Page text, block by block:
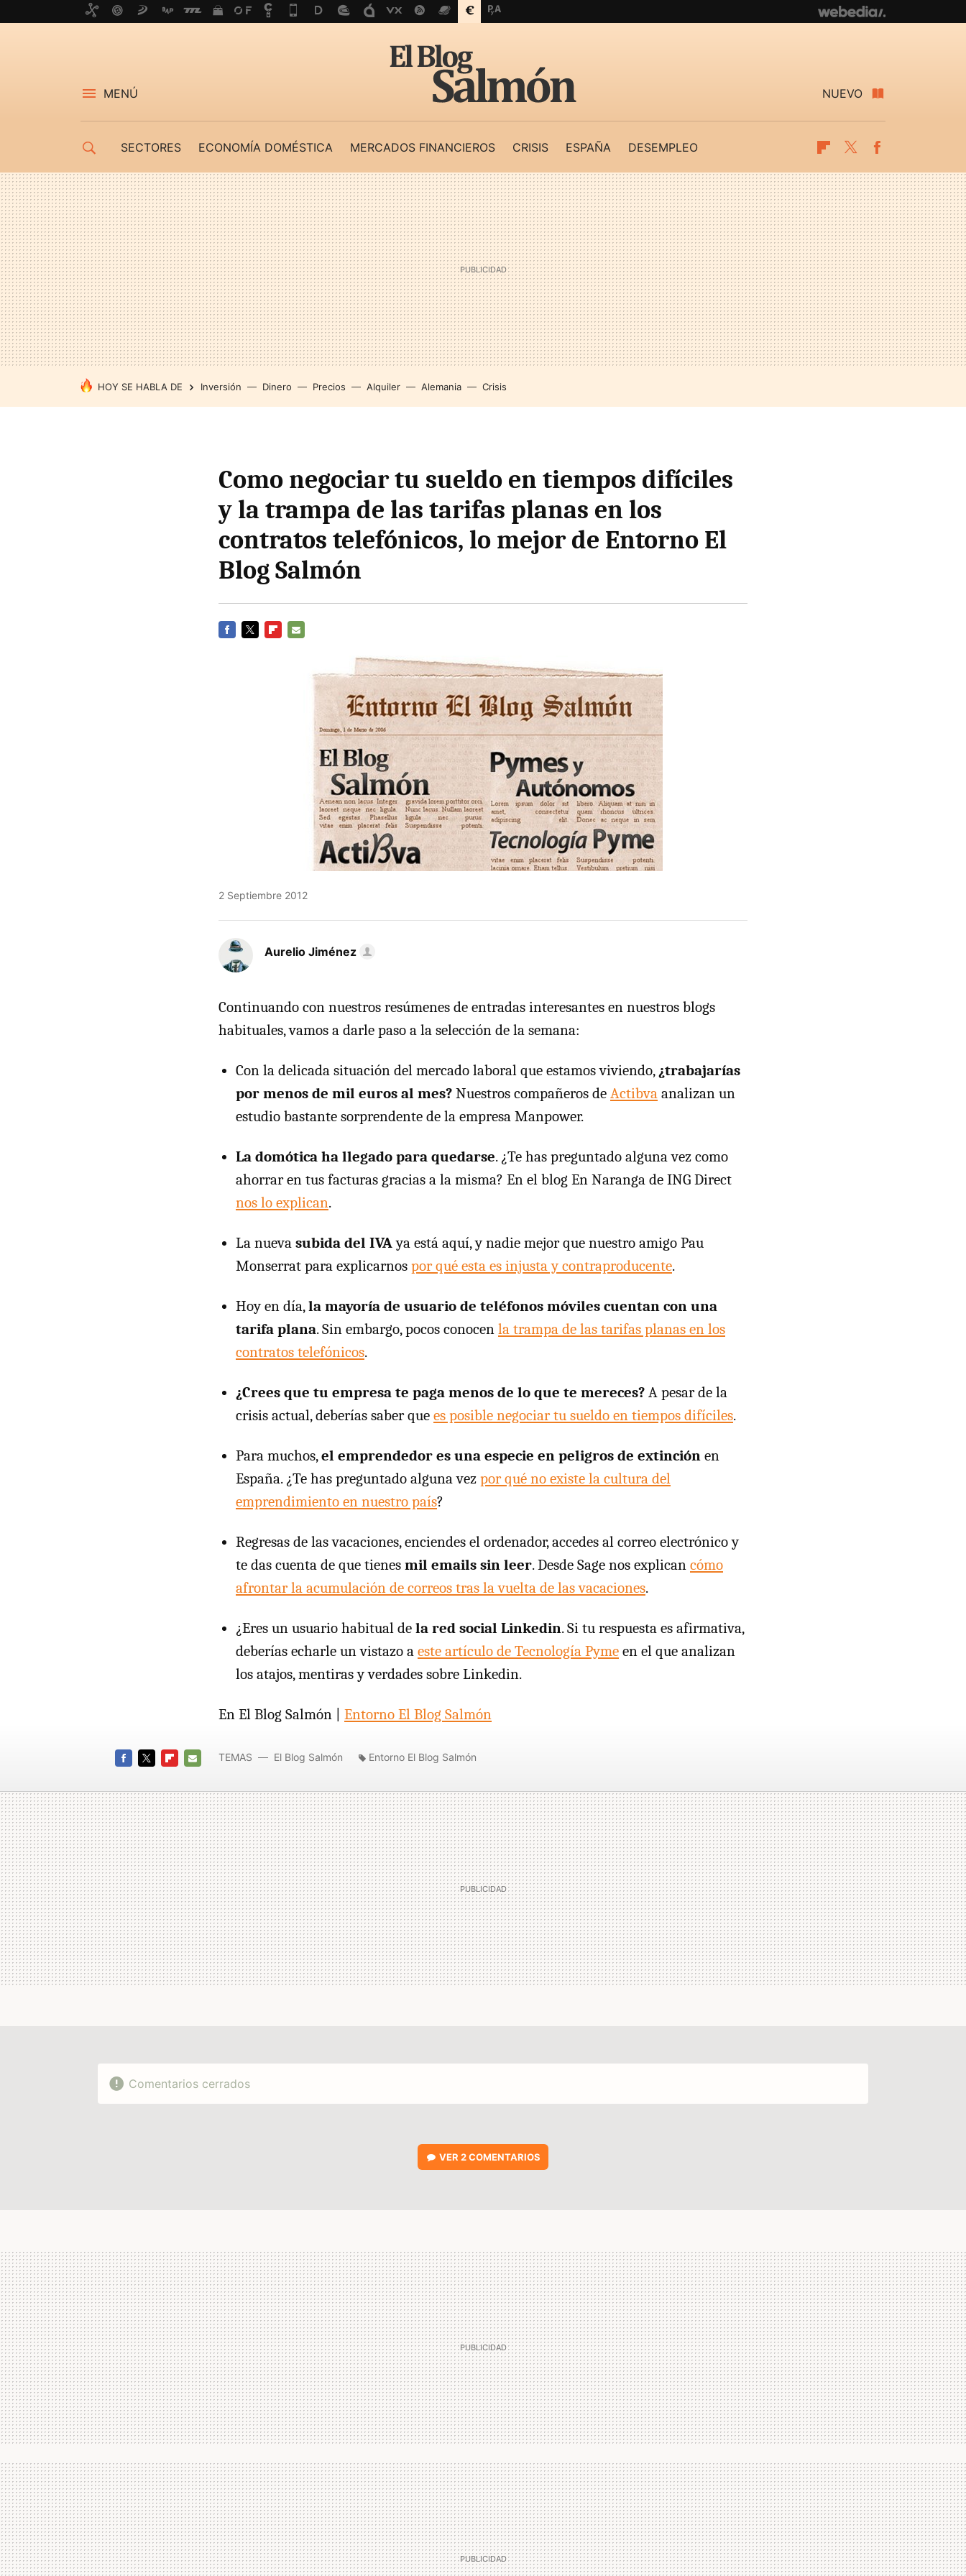
MENÚ NUEVO
SECTORES ECONOMÍA DOMÉSTICA MERCADOS FINANCIEROS CRISIS ESPAÑA DESEMPLEO Flipboard
Twitter
HOY SE HABLA DE Inversión Dinero Precios Alquiler Alemania Crisis
Como negociar tu sueldo en tiempos difíciles
y la trampa de las tarifas planas en los
contratos telefónicos, lo mejor de Entorno El
Blog Salmón
2 Septiembre 2012
Aurelio Jiménez
Continuando con nuestros resúmenes de entradas interesantes en nuestros blogs
habituales, vamos a darle paso a la selección de la semana:
Con la delicada situación del mercado laboral que estamos viviendo, ¿trabajarías
por menos de mil euros al mes? Nuestros compañeros de Actibva analizan un
estudio bastante sorprendente de la empresa Manpower.
La domótica ha llegado para quedarse. ¿Te has preguntado alguna vez como
ahorrar en tus facturas gracias a la misma? En el blog En Naranga de ING Direct
nos lo explican.
La nueva subida del IVAya está aquí, y nadie mejor que nuestro amigo Pau
Monserrat para explicarnos por qué esta es injusta y contraproducente.
Hoy en día,la mayoría de usuario de teléfonos móviles cuentan con una
tarifa plana. Sin embargo, pocos conocen la trampa de las tarifas planas en los
contratos telefónicos.
¿Crees que tu empresa te paga menos de lo que te mereces? A pesar de la
crisis actual, deberías saber que es posible negociar tu sueldo en tiempos difíciles.
Para muchos,el emprendedor es una especie en peligros de extinción en
España. ¿Te has preguntado alguna vez por qué no existe la cultura del
emprendimiento en nuestro país?
Regresas de las vacaciones, enciendes el ordenador, accedes al correo electrónico y
te das cuenta de que tienes mil emails sin leer. Desde Sage nos explican cómo
afrontar la acumulación de correos tras la vuelta de las vacaciones.
¿Eres un usuario habitual de la red social Linkedin. Si tu respuesta es afirmativa,
deberías echarle un vistazo a este artículo de Tecnología Pyme en el que analizan
los atajos, mentiras y verdades sobre Linkedin.
En El Blog Salmón | Entorno El Blog Salmón
MAIL
TEMAS El Blog Salmón Entorno El Blog Salmón
Comentarios cerrados
VER2 COMENTARIOS